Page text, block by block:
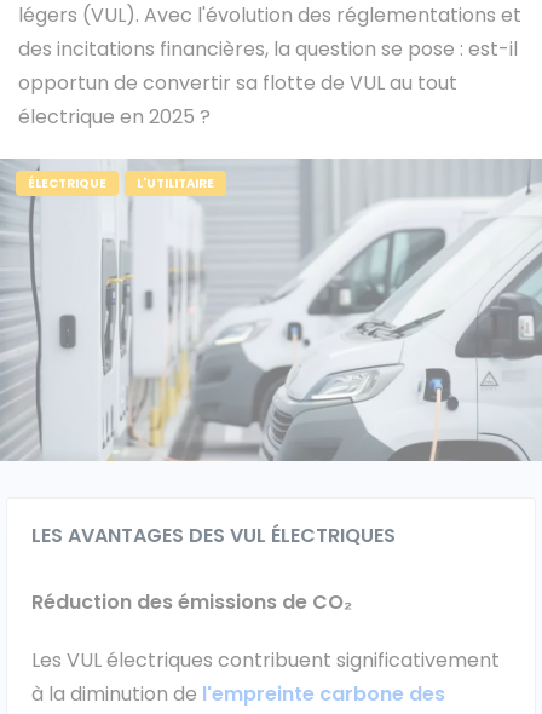
Fourgons Camionnettes
Bennes, plateaux
spécifiques
Frigorifiques
Minibus
Voitures de société et Pick-
up
Ford
légers (VUL). Avec l'évolution des réglementations et
des incitations financières, la question se pose : est-il
opportun de convertir sa flotte de VUL au tout
électrique en 2025 ?
ÉLECTRIQUE L'UTILITAIRE
LES AVANTAGES DES VUL ÉLECTRIQUES
Réduction des émissions de CO₂
Les VUL électriques contribuent significativement
à la diminution de l'empreinte carbone des